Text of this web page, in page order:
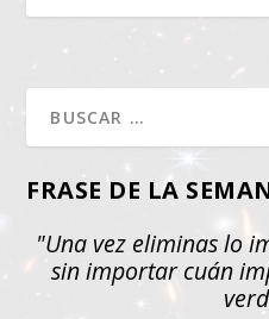
FRASE DE LA
"Una vez eliminas lo
sin importar cuán